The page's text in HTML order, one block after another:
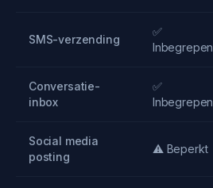
SMS-verzending
✅
Inbegrepen
Conversatie-
inbox
✅
Inbegrepen
Social media
posting
⚠️ Beperkt